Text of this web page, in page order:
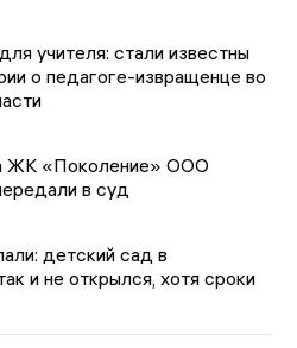
учителя: стали известны
о педагоге-извращенце во
ЖК «Поколение» ООО
в суд
детский сад в
и не открылся, хотя сроки